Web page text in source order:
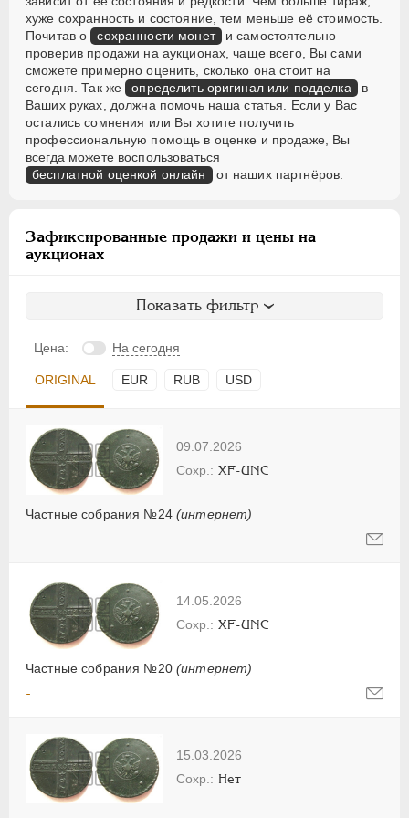
хуже сохранность и состояние, тем меньше её стоимость.
Почитав о сохранности монет и самостоятельно
проверив продажи на аукционах, чаще всего, Вы сами
сможете примерно оценить, сколько она стоит на
сегодня. Так же определить оригинал или подделка в
Ваших руках, должна помочь наша статья. Если у Вас
остались сомнения или Вы хотите получить
профессиональную помощь в оценке и продаже, Вы
всегда можете воспользоваться
бесплатной оценкой онлайн от наших партнёров.
Зафиксированные продажи и цены на
аукционах
Показать фильтр
Цена: На сегодня
ORIGINAL EUR RUB USD
09.07.2026
Частные собрания №24 (интернет)
XF-UNC
-
14.05.2026
Частные собрания №20 (интернет)
XF-UNC
-
15.03.2026
Нет